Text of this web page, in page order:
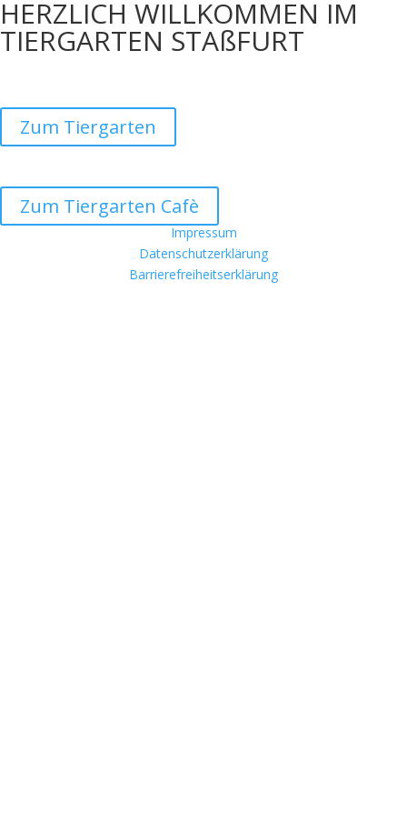
HERZLICH WILLKOMMEN IM
TIERGARTEN STAßFURT
Zum Tiergarten
Zum Tiergarten Cafè
Impressum
Datenschutzerklärung
Barrierefreiheitserklärung